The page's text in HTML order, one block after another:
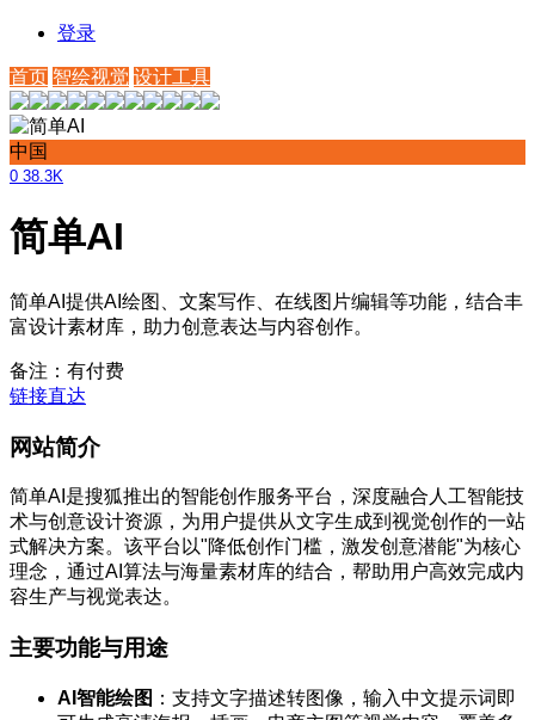
登录
首页 智绘视觉 设计工具
中国
0 38.3K
简单AI
简单AI提供AI绘图、文案写作、在线图片编辑等功能，结合丰
富设计素材库，助力创意表达与内容创作。
备注：有付费
链接直达
网站简介
简单AI是搜狐推出的智能创作服务平台，深度融合人工智能技
术与创意设计资源，为用户提供从文字生成到视觉创作的一站
式解决方案。该平台以"降低创作门槛，激发创意潜能"为核心
理念，通过AI算法与海量素材库的结合，帮助用户高效完成内
容生产与视觉表达。
主要功能与用途
AI智能绘图 ：支持文字描述转图像，输入中文提示词即